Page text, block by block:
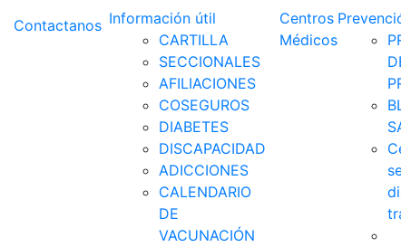
Contactanos Información útil
CARTILLA
SECCIONALES
AFILIACIONES
COSEGUROS
DIABETES
DISCAPACIDAD
ADICCIONES
CALENDARIO
DE
VACUNACIÓN
Centros
Médicos